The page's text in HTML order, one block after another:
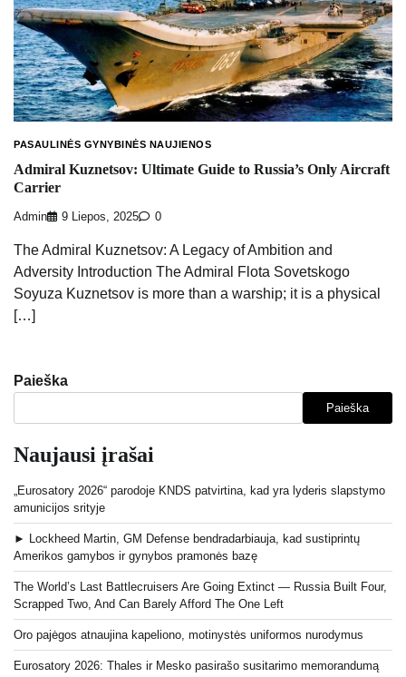
PASAULINĖS GYNYBINĖS NAUJIENOS
Admiral Kuznetsov: Ultimate Guide to Russia’s Only Aircraft
Carrier
Admin 9 Liepos, 2025 0
The Admiral Kuznetsov: A Legacy of Ambition and
Adversity Introduction The Admiral Flota Sovetskogo
Soyuza Kuznetsov is more than a warship; it is a physical
[…]
Paieška
Paieška
Naujausi įrašai
„Eurosatory 2026“ parodoje KNDS patvirtina, kad yra lyderis slapstymo
amunicijos srityje
► Lockheed Martin, GM Defense bendradarbiauja, kad sustiprintų
Amerikos gamybos ir gynybos pramonės bazę
The World’s Last Battlecruisers Are Going Extinct — Russia Built Four,
Scrapped Two, And Can Barely Afford The One Left
Oro pajėgos atnaujina kapeliono, motinystės uniformos nurodymus
Eurosatory 2026: Thales ir Mesko pasirašo susitarimo memorandumą